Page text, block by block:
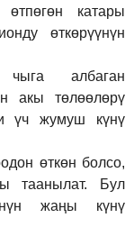
өтпөгөн катары
өткөрүүнүн
чыга албаган
акы төлөөлөрү
үч жумуш күнү
өткөн болсо,
таанылат.
Бул
жаңы күнү